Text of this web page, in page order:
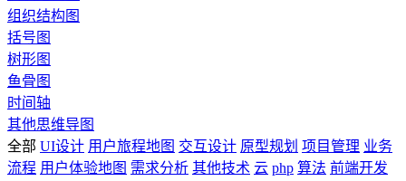
组织结构图
括号图
树形图
鱼骨图
时间轴
其他思维导图
全部 UI设计 用户旅程地图 交互设计 原型规划 项目管理 业务
流程 用户体验地图 需求分析 其他技术 云 php 算法 前端开发